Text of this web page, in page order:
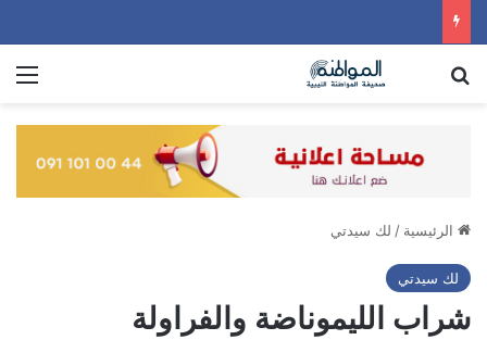
الرئيسية / لك سيدتي
لك سيدتي
شراب الليموناضة والفراولة